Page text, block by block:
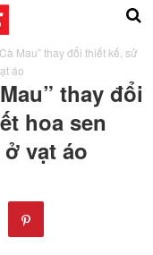
Mau” thay đổi thiết kế, sử
áo
thay đổi
hoa sen
vạt áo